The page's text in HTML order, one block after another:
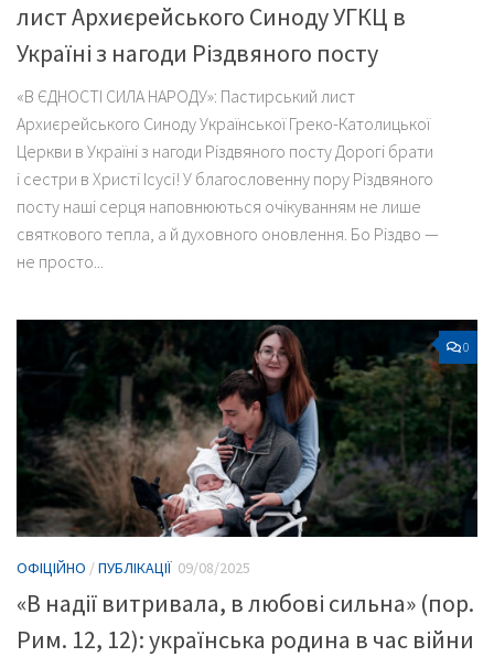
лист Архиєрейського Синоду УГКЦ в
Україні з нагоди Різдвяного посту
«В ЄДНОСТІ СИЛА НАРОДУ»: Пастирський лист
Архиєрейського Синоду Української Греко-Католицької
Церкви в Україні з нагоди Різдвяного посту Дорогі брати
і сестри в Христі Ісусі! У благословенну пору Різдвяного
посту наші серця наповнюються очікуванням не лише
святкового тепла, а й духовного оновлення. Бо Різдво —
не просто...
0
ОФІЦІЙНО /ПУБЛІКАЦІЇ 09/08/2025
«В надії витривала, в любові сильна» (пор.
Рим. 12, 12): українська родина в час війни